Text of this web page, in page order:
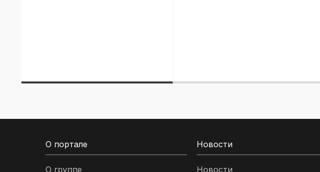
О портале
О группе
Новости
Новости